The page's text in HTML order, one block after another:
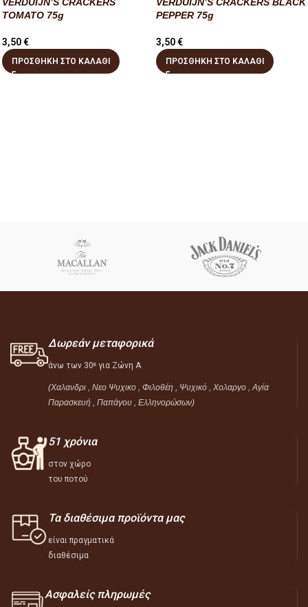
TOMATO 75g
3,50€
ΠΡΟΣΘΉΚΗ ΣΤΟ ΚΑΛΆΘΙ
PEPPER 75g
3,50€
ΠΡΟΣΘΉΚΗ ΣΤΟ ΚΑΛΆΘΙ
Δωρεάν μεταφορικά
άνω των 30ε για Ζώνη Α
(Χαλανδρι , Νεο Ψυχικο , Φιλοθέη , Ψυχικό ,
Χολαργο , Αγία
Παρασκευή , Παπάγου , Ελληνορώσων)
51 χρόνια
στον χώρο
του ποτού
Τα διαθέσιμα προϊόντα μας
είναι πραγματικά
διαθέσιμα
Ασφαλείς πληρωμές